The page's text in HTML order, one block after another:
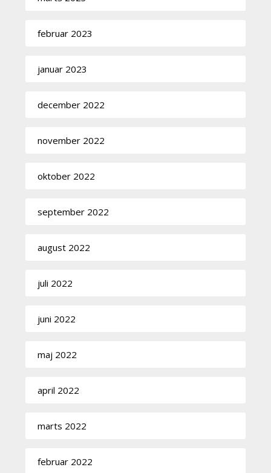
februar 2023
januar 2023
december 2022
november 2022
oktober 2022
september 2022
august 2022
juli 2022
juni 2022
maj 2022
april 2022
marts 2022
februar 2022